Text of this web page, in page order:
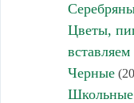
Цветы,
Черные
Школьные